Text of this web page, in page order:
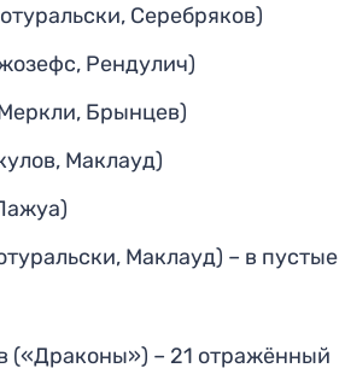
Серебряков)
Рендулич)
Брынцев)
Маклауд)
Маклауд) – в пустые
(«Драконы») – 21 отражённый